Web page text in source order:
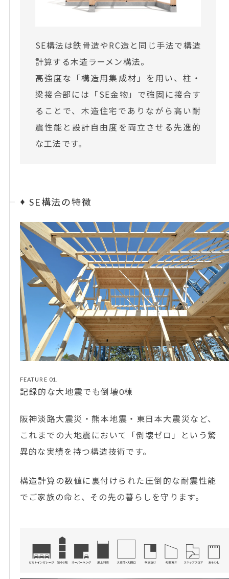
SE構法は鉄骨造やRC造と同じ手法で構造
計算する木造ラーメン構法。
高強度な「構造用集成材」を用い、柱・
梁接合部には「SE金物」で強固に接合す
ることで、木造住宅でありながら高い耐
震性能と設計自由度を両立させる先進的
な工法です。
SE構法の特徴
FEATURE 01.
記録的な大地震でも倒壊0棟
阪神淡路大震災・熊本地震・東日本大震災など、
これまでの大地震において「倒壊ゼロ」という驚
異的な実績を持つ構造技術です。
構造計算の数値に裏付けられた圧倒的な耐震性能
でご家族の命と、その先の暮らしを守ります。